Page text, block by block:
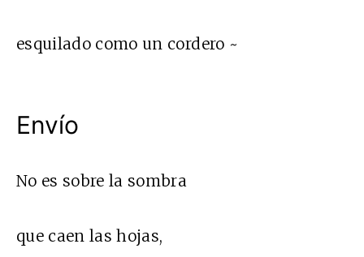
esquilado como un cordero ~
Envío
No es sobre la sombra
que caen las hojas,